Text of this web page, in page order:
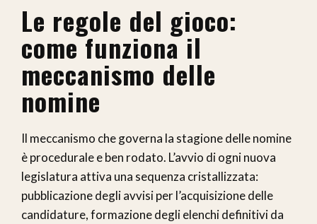
Le regole del gioco:
come funziona il
meccanismo delle
nomine
Il meccanismo che governa la stagione delle nomine
è procedurale e ben rodato. L’avvio di ogni nuova
legislatura attiva una sequenza cristallizzata:
pubblicazione degli avvisi per l’acquisizione delle
candidature, formazione degli elenchi definitivi da